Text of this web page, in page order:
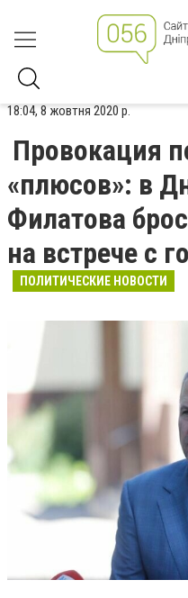
18:04, 8 жовтня 2020 р.
Провокация
«плюсов»: в
Филатова
на встрече с
ПОЛИТИЧЕСКИЕ НОВОСТИ